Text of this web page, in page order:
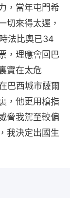
，當年屯門希
切來得太遲，
法比奧已34
，理應會回巴
實在太危
巴西城市薩爾
，他更用槍指
脅我駕至較偏
我決定出國生